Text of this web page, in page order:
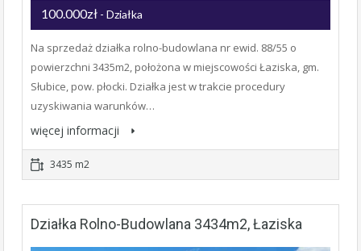
100.000zł - Działka
Na sprzedaż działka rolno-budowlana nr ewid. 88/55 o
powierzchni 3435m2, położona w miejscowości Łaziska, gm.
Słubice, pow. płocki. Działka jest w trakcie procedury
uzyskiwania warunków…
więcej informacji
3435 m2
Działka Rolno-Budowlana 3434m2, Łaziska